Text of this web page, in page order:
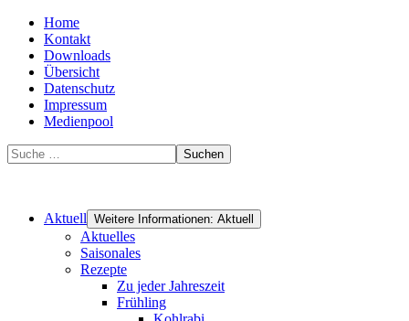
Home
Kontakt
Downloads
Übersicht
Datenschutz
Impressum
Medienpool
Suchen
Aktuell Weitere Informationen: Aktuell
Aktuelles
Saisonales
Rezepte
Zu jeder Jahreszeit
Frühling